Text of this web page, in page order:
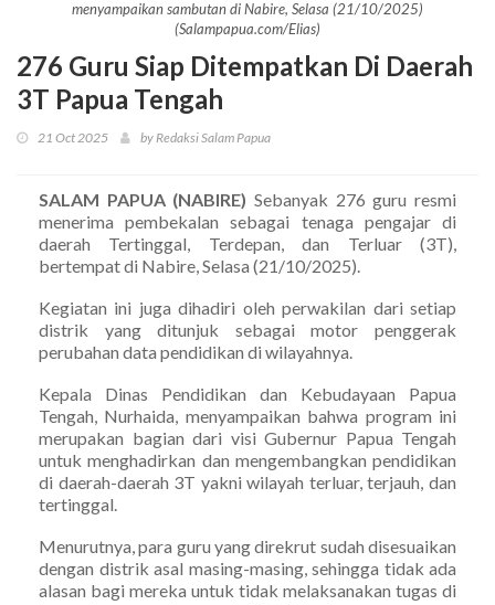
menyampaikan sambutan di Nabire, Selasa (21/10/2025)
(Salampapua.com/Elias)
276 Guru Siap Ditempatkan Di Daerah
3T Papua Tengah
21 Oct 2025 by Redaksi Salam Papua
SALAM PAPUA (NABIRE) Sebanyak 276 guru resmi
menerima pembekalan sebagai tenaga pengajar di
daerah Tertinggal, Terdepan, dan Terluar (3T),
bertempat di Nabire, Selasa (21/10/2025).
Kegiatan ini juga dihadiri oleh perwakilan dari setiap
distrik yang ditunjuk sebagai motor penggerak
perubahan data pendidikan di wilayahnya.
Kepala Dinas Pendidikan dan Kebudayaan Papua
Tengah, Nurhaida, menyampaikan bahwa program ini
merupakan bagian dari visi Gubernur Papua Tengah
untuk menghadirkan dan mengembangkan pendidikan
di daerah-daerah 3T yakni wilayah terluar, terjauh, dan
tertinggal.
Menurutnya, para guru yang direkrut sudah disesuaikan
dengan distrik asal masing-masing, sehingga tidak ada
alasan bagi mereka untuk tidak melaksanakan tugas di